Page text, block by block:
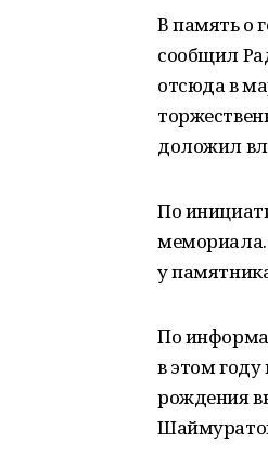
В память о
сообщил
отсюда в
доложил
По
мемориала.
у
По
в этом
рождения